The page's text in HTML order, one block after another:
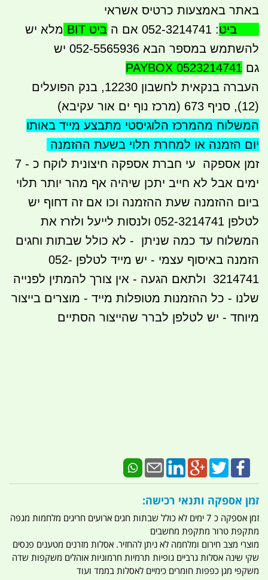
באתר באמצעות כרטיס אשראי
: 052-3214741 אם ה ביט BIT
מלא יש
להשתמש במספר הבא 052-5565936 יש
גם PAYBOX 0523214741
העברה בנקאית לחשבון 12230, בנק הפועלים
(12), סניף 673 (מרכז נוף ים אור עקיבא)
המשלוח מהמרכז הלוגיסטי מתבצע מייד באותו
יום הזמנה או למחרת תלוי בשעת ההזמנה
זמן אספקה עי חברת אספקה חיצונית לוקח כ - 7
ימים אבל לא חייב יתכן שיהיה אף מהר יותר תלוי
ביום ההזמנה שעת ההזמנה וכו אם זה דחוף יש
לטלפן 052-3214741 ולנסות לייעל ולזרז את
המשלוח עד כמה שניתן - לא כולל שבתות וחגים
הזמנה באיסוף עצמי - יש מייד לטלפן 052-
3214741 ולתאם הגעה - אין צורך להמתין לפנייה
שלנו - כל ההזמנות מטופלות מייד - מוצרים בייצור
מיוחד - יש לטלפן לברר שהייצור הסתיים
זמן אספקה ותנאי רכישה:
זמן אספקה כ 7 ימים לא כולל שבתות חגים ארועים חריגים מלחמות מגפה
מתקפת טרור מתקפת מחשבים
מוצרי מצב חירום ומלחמה לא ניתן להחזיר. אסלות מזרנים מטענים פנסים
שקי שינה אסלות גרביים גופיות תרמיות חרמוניות אוהלים משקפות שדה
משקפי מגן כפפות חומרים כימיים לאסלות בממד ועוד